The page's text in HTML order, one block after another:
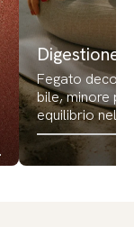
Digestione
Fegato
bile, minore
equilibrio nella